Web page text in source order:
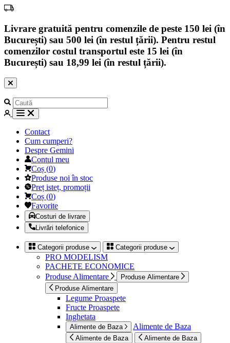
Livrare gratuită pentru comenzile de peste 150 lei (în
București) sau 500 lei (în restul țării). Pentru restul
comenzilor costul transportul este 15 lei (în
București) sau 18,99 lei (în restul țării).
Contact
Cum cumperi?
Despre Gemini
Contul meu
Coș (0)
Produse noi în stoc
Preț isteț, promoții
Coș (0)
Favorite
Costuri de livrare
Livrări telefonice
Categorii produse Categorii produse
PRO MODELISM
PACHETE ECONOMICE
Produse Alimentare
Produse Alimentare
Produse Alimentare
Legume Proaspete
Fructe Proaspete
Inghetata
Alimente de Baza Alimente de Baza
Alimente de Baza Alimente de Baza